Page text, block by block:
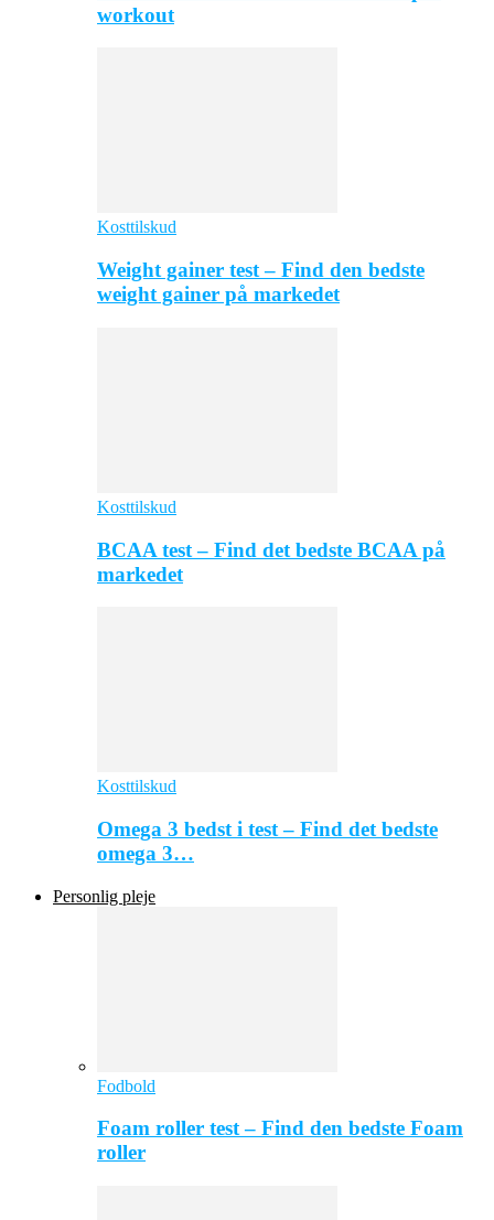
workout
Kosttilskud
Weight gainer test – Find den bedste
weight gainer på markedet
Kosttilskud
BCAA test – Find det bedste BCAA på
markedet
Kosttilskud
Omega 3 bedst i test – Find det bedste
omega 3…
Personlig pleje
Fodbold
Foam roller test – Find den bedste Foam
roller